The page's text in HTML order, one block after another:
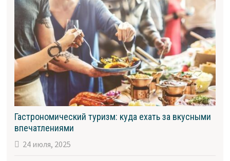
Гастрономический туризм: куда ехать за вкусными
впечатлениями
24 июля, 2025